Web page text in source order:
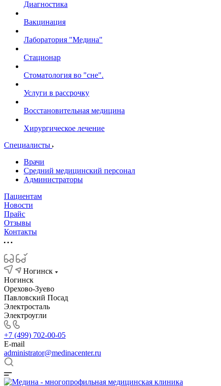
Диагностика
Вакцинация
Лаборатория "Медина"
Стационар
Стоматология во "сне".
Услуги в рассрочку
Восстановительная медицина
Хирургическое лечение
Специалисты
Врачи
Средний медицинский персонал
Администраторы
Пациентам
Новости
Прайс
Отзывы
Контакты
Ногинск
Ногинск
Орехово-Зуево
Павловский Посад
Электросталь
Электроугли
+7 (499) 702-00-05
E-mail
administrator@medinacenter.ru